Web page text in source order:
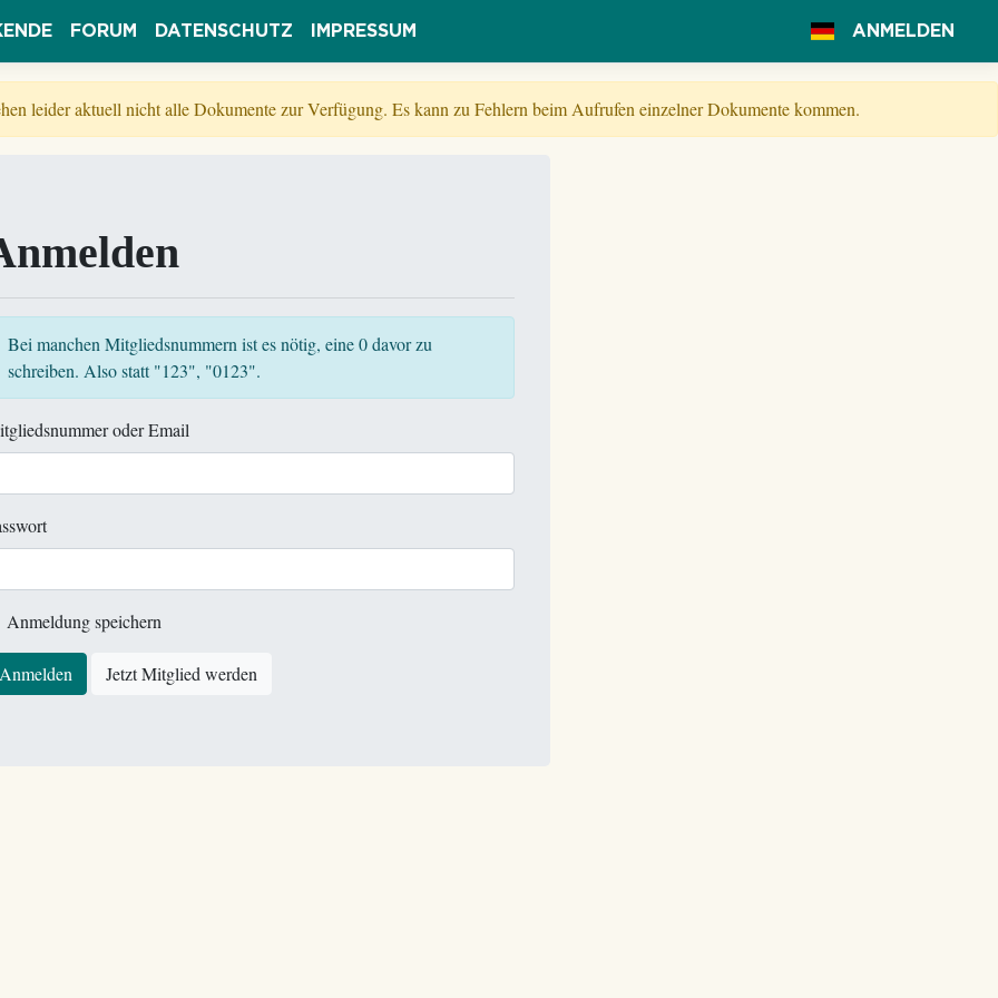
FORUM DATENSCHUTZ IMPRESSUM ANMELDEN
leider aktuell nicht alle Dokumente zur Verfügung. Es kann zu Fehlern beim Aufrufen einzelner Dokumente kommen.
Bei manchen Mitgliedsnummern ist es nötig, eine 0 davor zu
schreiben. Also statt "123", "0123".
oder Email
Anmeldung speichern
Anmelden Jetzt Mitglied werden